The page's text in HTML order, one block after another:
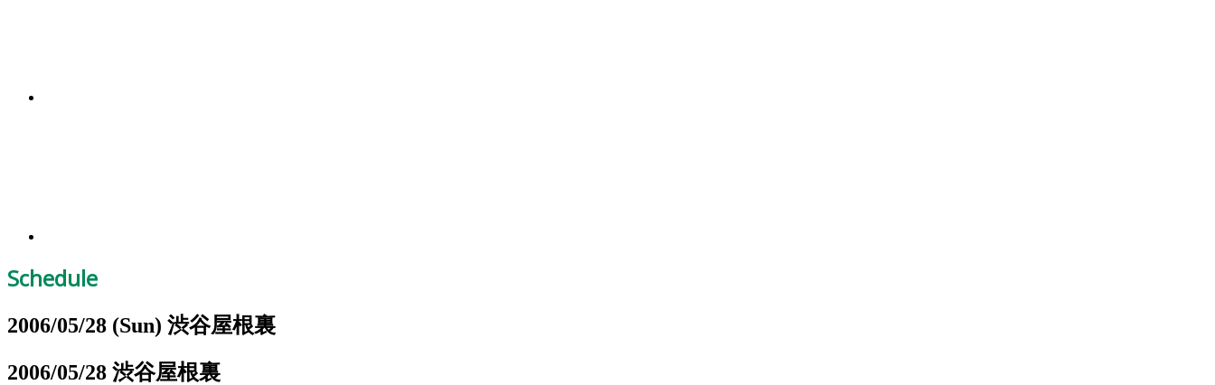
Schedule
2006/05/28 (Sun) 渋谷屋根裏
2006/05/28 渋谷屋根裏